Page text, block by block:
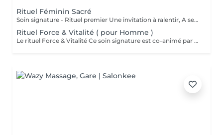
Rituel Féminin Sacré
Soin signature - Rituel premier Une invitation à ralentir, A se reconnecter à son corps, A sa féminité, Et à sa profondeur intérieure. Le Rituel Féminin Sacré est un massage émotionnel réconfortant et enveloppant, aux manuvres lentes et ondulantes, conçu comme un véritable voyage intérieur. Ce soin signature est co-animé par deux expertes: ' Une praticienne en massage bien-être ' Une sophrologue certifiée Pour une approche globale du corps, des émotions et de la conscience. Une huile neutre naturelle accompagne le rituel pour sublimer la peau et soutenir la dimension symbolique du soin . Le rituel se clôture par un accueil des ressentis et échange. Pour toute information complémentaire ou réservation ce soin , je vous invite à me contacter.
Rituel Force & Vitalité ( pour Homme )
Le rituel Force & Vitalité Ce soin signature est co-animé par deux expertes: ' Une praticienne en massage bien-être ' Une sophrologue certifiée Pour une approche globale du corps, des émotions et de la conscience. C'est un soin global qui agit à la fois sur le corps et l'esprit. Il associe des techniques de massage profondes pour libérer les tensions et relancer l'énergie, à des exercices de respiration et de relaxation guidée pour apaiser le mental et renforcer l'ancrage. Cette synergie unique permet de retrouver force, équilibre intérieur et clarté, tout en offrant une sensation durable de bien-être et de vitalité. Pour toute information complémentaire ou réservation ce soin , je vous invite à me contacter.